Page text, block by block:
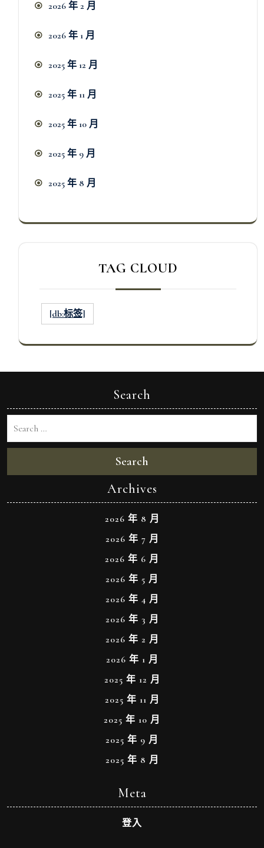
2026 年 2 月
2026 年 1 月
2025 年 12 月
2025 年 11 月
2025 年 10 月
2025 年 9 月
2025 年 8 月
TAG CLOUD
[db:标签]
Search
Search
Archives
2026 年 8 月
2026 年 7 月
2026 年 6 月
2026 年 5 月
2026 年 4 月
2026 年 3 月
2026 年 2 月
2026 年 1 月
2025 年 12 月
2025 年 11 月
2025 年 10 月
2025 年 9 月
2025 年 8 月
Meta
登入